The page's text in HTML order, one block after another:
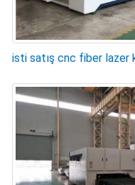
isti satış cnc fiber lazer